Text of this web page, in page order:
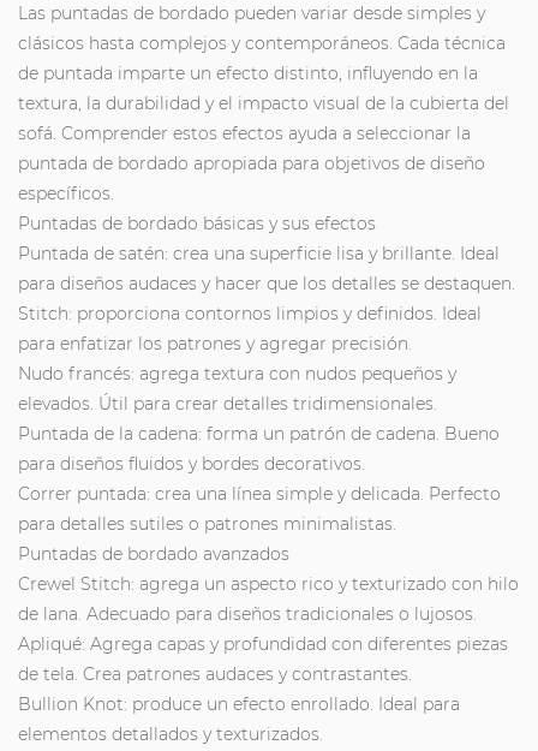
Las puntadas de bordado pueden variar desde simples y
clásicos hasta complejos y contemporáneos. Cada técnica
de puntada imparte un efecto distinto, influyendo en la
textura, la durabilidad y el impacto visual de la cubierta del
sofá. Comprender estos efectos ayuda a seleccionar la
puntada de bordado apropiada para objetivos de diseño
específicos.
Puntadas de bordado básicas y sus efectos
Puntada de satén: crea una superficie lisa y brillante. Ideal
para diseños audaces y hacer que los detalles se destaquen.
Stitch: proporciona contornos limpios y definidos. Ideal
para enfatizar los patrones y agregar precisión.
Nudo francés: agrega textura con nudos pequeños y
elevados. Útil para crear detalles tridimensionales.
Puntada de la cadena: forma un patrón de cadena. Bueno
para diseños fluidos y bordes decorativos.
Correr puntada: crea una línea simple y delicada. Perfecto
para detalles sutiles o patrones minimalistas.
Puntadas de bordado avanzados
Crewel Stitch: agrega un aspecto rico y texturizado con hilo
de lana. Adecuado para diseños tradicionales o lujosos.
Apliqué: Agrega capas y profundidad con diferentes piezas
de tela. Crea patrones audaces y contrastantes.
Bullion Knot: produce un efecto enrollado. Ideal para
elementos detallados y texturizados.